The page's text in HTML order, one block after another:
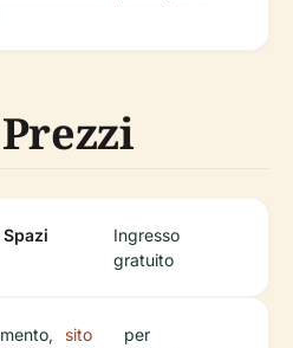
Ingresso
gratuito
sito
per